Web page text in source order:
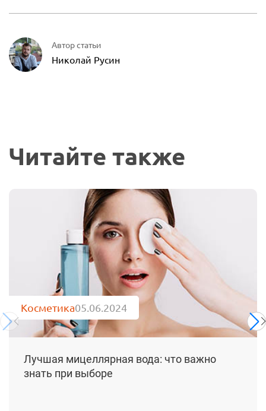
Автор статьи
Николай Русин
Читайте также
Косметика05.06.2024
Лучшая мицеллярная вода: что важно
знать при выборе